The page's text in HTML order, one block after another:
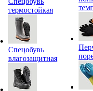
термостойкая
Спецобувь
влагозащитная